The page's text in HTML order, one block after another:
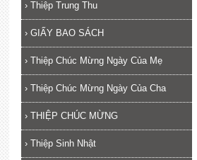
› Thiệp Trung Thu
› GIẤY BAO SÁCH
› Thiệp Chúc Mừng Ngày Của Mẹ
› Thiệp Chúc Mừng Ngày Của Cha
› THIỆP CHÚC MỪNG
› Thiệp Sinh Nhật